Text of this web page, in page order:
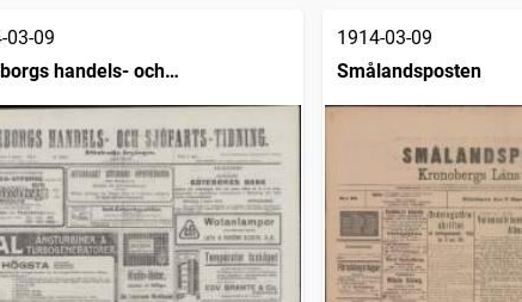
03-09
handels- och
(1832)
1914-03-09
Smålandsposten